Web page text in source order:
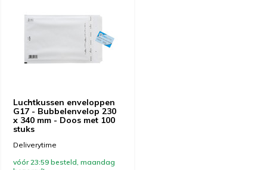
Luchtkussen enveloppen
G17 - Bubbelenvelop 230
x 340 mm - Doos met 100
stuks
Deliverytime
vóór 23:59 besteld, maandag